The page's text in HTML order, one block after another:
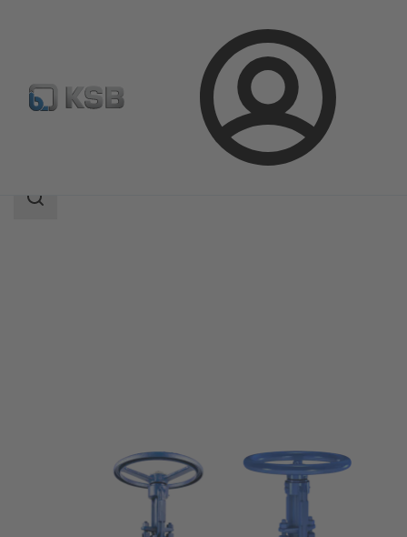
Prijava
Katalog proizvoda ECOLINE GT 40
Područje